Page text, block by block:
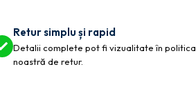
Retur simplu și rapid
Detalii complete pot fi vizualitate în politica
noastră de retur.